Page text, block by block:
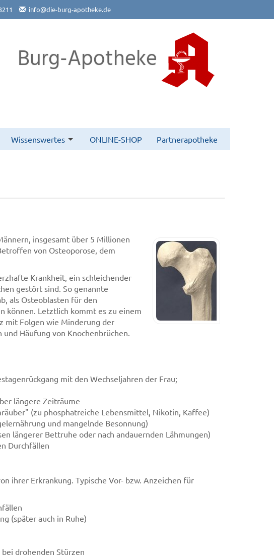
info@die-burg-apotheke.de
Burg-Apotheke
Wissenswertes ONLINE-SHOP Partnerapotheke
insgesamt über 5 Millionen
von Osteoporose, dem
Krankheit, ein schleichender
gestört sind. So genannte
als Osteoblasten für den
können. Letztlich kommt es zu einem
mit Folgen wie Minderung der
Häufung von Knochenbrüchen.
mit den Wechseljahren der Frau;
längere Zeiträume
(zu phosphatreiche Lebensmittel, Nikotin, Kaffee)
und mangelnde Besonnung)
längerer Bettruhe oder nach andauernden Lähmungen)
Durchfällen
ihrer Erkrankung. Typische Vor- bzw. Anzeichen für
(später auch in Ruhe)
drohenden Stürzen